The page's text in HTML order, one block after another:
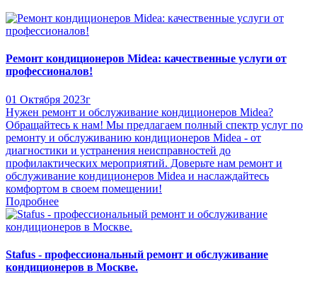
Ремонт кондиционеров Midea: качественные услуги от
профессионалов!
01 Октября 2023г
Нужен ремонт и обслуживание кондиционеров Midea?
Обращайтесь к нам! Мы предлагаем полный спектр услуг по
ремонту и обслуживанию кондиционеров Midea - от
диагностики и устранения неисправностей до
профилактических мероприятий. Доверьте нам ремонт и
обслуживание кондиционеров Midea и наслаждайтесь
комфортом в своем помещении!
Подробнее
Stafus - профессиональный ремонт и обслуживание
кондиционеров в Москве.